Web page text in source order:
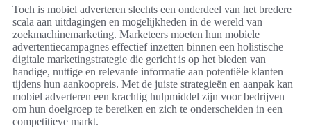
Toch is mobiel adverteren slechts een onderdeel van het bredere
scala aan uitdagingen en mogelijkheden in de wereld van
zoekmachinemarketing. Marketeers moeten hun mobiele
advertentiecampagnes effectief inzetten binnen een holistische
digitale marketingstrategie die gericht is op het bieden van
handige, nuttige en relevante informatie aan potentiële klanten
tijdens hun aankoopreis. Met de juiste strategieën en aanpak kan
mobiel adverteren een krachtig hulpmiddel zijn voor bedrijven
om hun doelgroep te bereiken en zich te onderscheiden in een
competitieve markt.